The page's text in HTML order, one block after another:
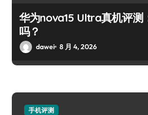
华为nova15 Ultra真机评测
吗？
dawei 8 月 4, 2026
手机评测